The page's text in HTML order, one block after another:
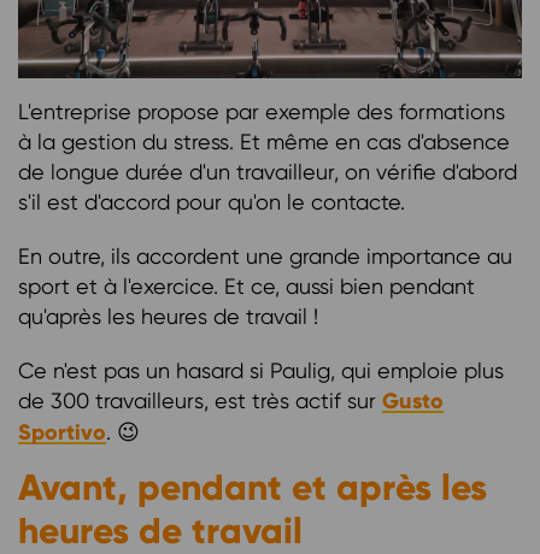
L'entreprise propose par exemple des formations
à la gestion du stress. Et même en cas d'absence
de longue durée d'un travailleur, on vérifie d'abord
s'il est d'accord pour qu'on le contacte.
En outre, ils accordent une grande importance au
sport et à l'exercice. Et ce, aussi bien pendant
qu'après les heures de travail !
Ce n'est pas un hasard si Paulig, qui emploie plus
de 300 travailleurs, est très actif sur Gusto
Sportivo. 😉
Avant, pendant et après les
heures de travail